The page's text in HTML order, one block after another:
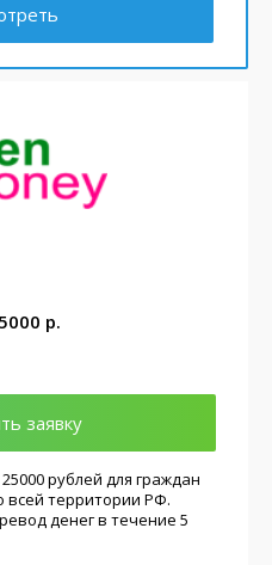
р.
заявку
рублей для граждан
всей территории РФ.
денег в течение 5